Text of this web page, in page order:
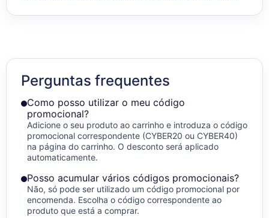
Perguntas frequentes
Como posso utilizar o meu código
promocional?
Adicione o seu produto ao carrinho e introduza o código
promocional correspondente (CYBER20 ou CYBER40)
na página do carrinho. O desconto será aplicado
automaticamente.
Posso acumular vários códigos promocionais?
Não, só pode ser utilizado um código promocional por
encomenda. Escolha o código correspondente ao
produto que está a comprar.